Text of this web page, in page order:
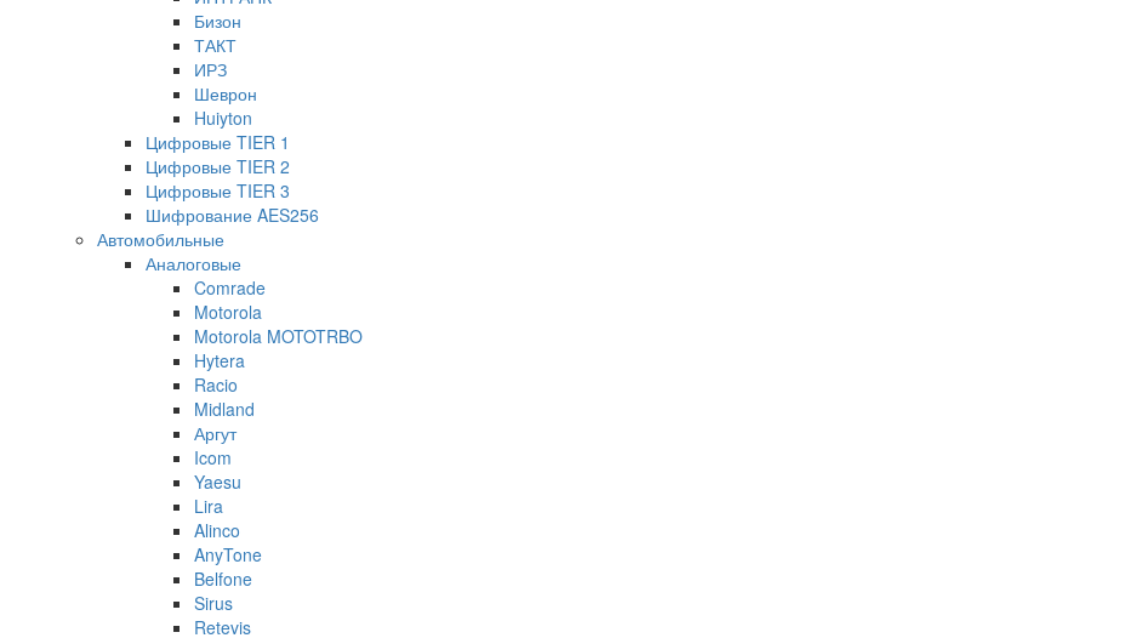
Бизон
ТАКТ
ИРЗ
Шеврон
Huiyton
Цифровые TIER 1
Цифровые TIER 2
Цифровые TIER 3
Шифрование AES256
Автомобильные
Аналоговые
Comrade
Motorola
Motorola MOTOTRBO
Hytera
Racio
Midland
Аргут
Icom
Yaesu
Lira
Alinco
AnyTone
Belfone
Sirus
Retevis